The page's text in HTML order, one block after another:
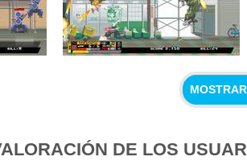
DE LOS